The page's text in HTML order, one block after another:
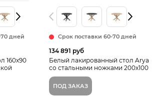
дней
160x90
Срок поставки 60-70 дней
134 891 руб
Белый лакированный стол Arya
со стальными ножками 200x100
ПОД ЗАКАЗ